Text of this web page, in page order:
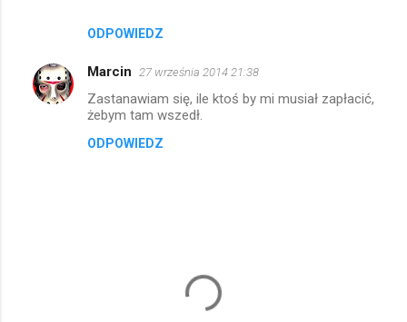
ODPOWIEDZ
Marcin 27 września 2014 21:38
Zastanawiam się, ile ktoś by mi musiał zapłacić,
żebym tam wszedł.
ODPOWIEDZ